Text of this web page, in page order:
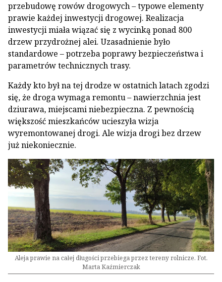
przebudowę rowów drogowych – typowe elementy
prawie każdej inwestycji drogowej. Realizacja
inwestycji miała wiązać się z wycinką ponad 800
drzew przydrożnej alei. Uzasadnienie było
standardowe – potrzeba poprawy bezpieczeństwa i
parametrów technicznych trasy.
Każdy kto był na tej drodze w ostatnich latach zgodzi
się, że droga wymaga remontu – nawierzchnia jest
dziurawa, miejscami niebezpieczna. Z pewnością
większość mieszkańców ucieszyła wizja
wyremontowanej drogi. Ale wizja drogi bez drzew
już niekoniecznie.
Aleja prawie na całej długości przebiega przez tereny rolnicze. Fot.
Marta Kaźmierczak